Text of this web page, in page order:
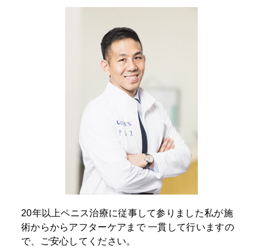
20年以上ペニス治療に従事して参りました私が施
術からからアフターケアまで一貫して行いますの
で、ご安心してください。